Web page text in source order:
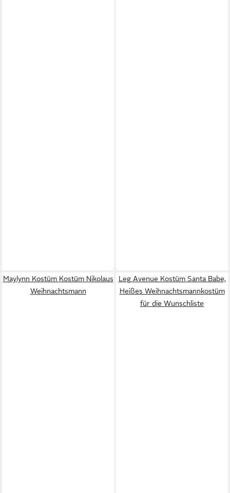
Maylynn Kostüm Kostüm Nikolaus
Weihnachtsmann
Leg Avenue Kostüm Santa Babe,
Heißes Weihnachtsmannkostüm
für die Wunschliste